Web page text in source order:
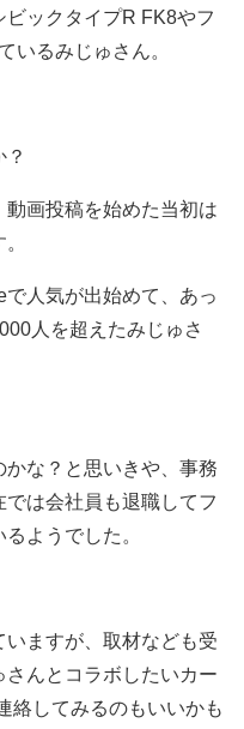
ックタイプR FK8やフ
いるみじゅさん。
動画投稿を始めた当初は
人気が出始めて、あっ
人を超えたみじゅさ
な？と思いきや、事務
は会社員も退職してフ
ようでした。
ますが、取材なども受
んとコラボしたいカー
絡してみるのもいいかも